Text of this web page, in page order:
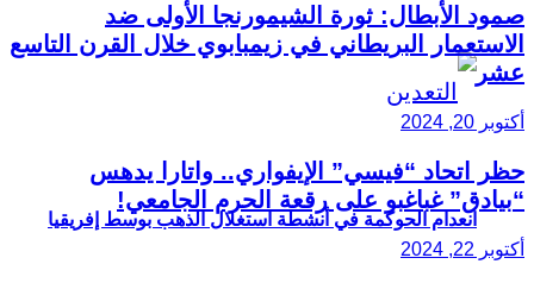
انعدام الحوكمة في أنشطة استغلال الذهب بوسط إفريقيا
صمود الأبطال: ثورة الشيمورنجا الأولى ضد
الاستعمار البريطاني في زيمبابوي خلال القرن التاسع
عشر
أكتوبر 20, 2024
حظر اتحاد “فيسي” الإيفواري.. واتارا يدهس
“بيادق” غباغبو على رقعة الحرم الجامعي!
أكتوبر 22, 2024